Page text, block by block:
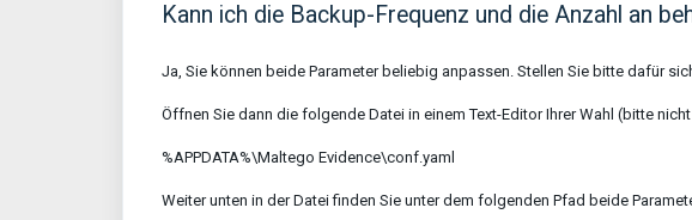
Kann ich die Backup-Frequenz und die Anzahl an
Ja, Sie können beide Parameter beliebig anpassen. Stellen Sie bitte dafür
Öffnen Sie dann die folgende Datei in einem Text-Editor Ihrer Wahl (bitte
%APPDATA%\Maltego Evidence\conf.yaml
Weiter unten in der Datei finden Sie unter dem folgenden Pfad beide